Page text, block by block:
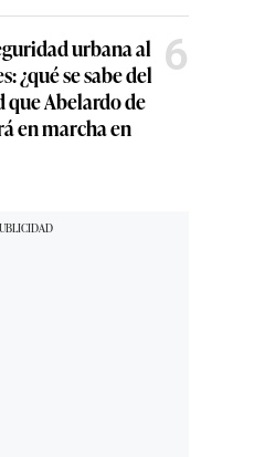
urbana al
¿qué se sabe del
que Abelardo de
en marcha en
6